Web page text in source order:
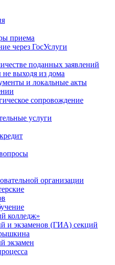
приема
через ГосУслуги
поданных заявлений
выходя из дома
и локальные акты
сопровождение
услуги
организации
колледж»
и экзаменов (ГИА) секций
экзамен